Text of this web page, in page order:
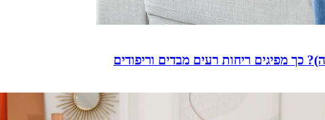
כך מפיגים ריחות רעים מבדים וריפודים